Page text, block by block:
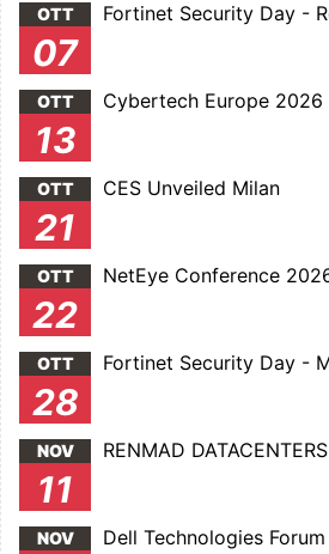
OTT
07
Fortinet Security Day -
OTT
13
Cybertech Europe 2026
OTT
21
CES Unveiled Milan
OTT
22
NetEye Conference
OTT
28
Fortinet Security Day -
NOV
11
RENMAD
NOV Dell Technologies